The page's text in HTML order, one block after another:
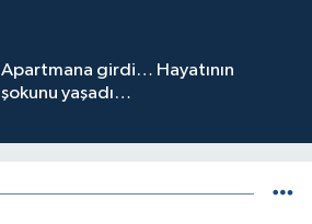
Apartmana girdi… Hayatının
şokunu yaşadı…